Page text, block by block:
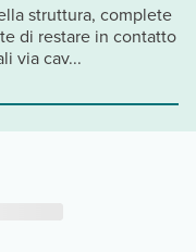
struttura, complete
di restare in contatto
via cav...